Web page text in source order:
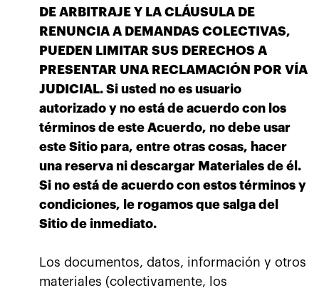
DE ARBITRAJE Y LA CLÁUSULA DE
RENUNCIA A DEMANDAS COLECTIVAS,
PUEDEN LIMITAR SUS DERECHOS A
PRESENTAR UNA RECLAMACIÓN POR VÍA
JUDICIAL. Si usted no es usuario
autorizado y no está de acuerdo con los
términos de este Acuerdo, no debe usar
este Sitio para, entre otras cosas, hacer
una reserva ni descargar Materiales de él.
Si no está de acuerdo con estos términos y
condiciones, le rogamos que salga del
Sitio de inmediato.
Los documentos, datos, información y otros
materiales (colectivamente, los